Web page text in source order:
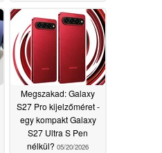
Megszakad: Galaxy
S27 Pro kijelzőméret -
egy kompakt Galaxy
S27 Ultra S Pen
nélkül? 05/20/2026